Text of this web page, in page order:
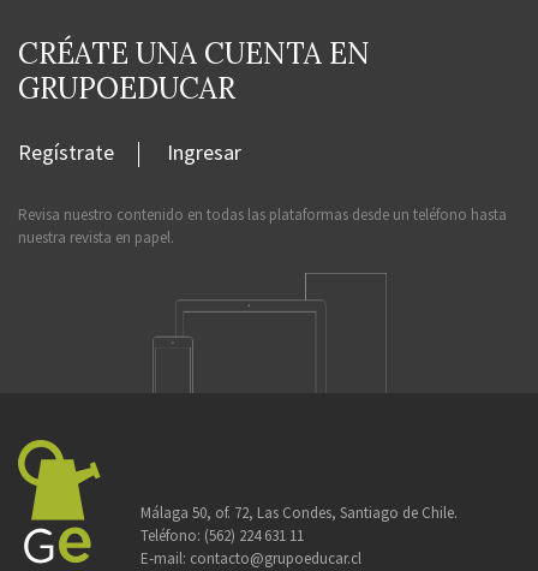
CRÉATE UNA CUENTA EN
GRUPOEDUCAR
Regístrate Ingresar
Revisa nuestro contenido en todas las plataformas desde un teléfono hasta
nuestra revista en papel.
Málaga 50, of. 72, Las Condes, Santiago de Chile.
Teléfono: (562) 224 631 11
E-mail: contacto@grupoeducar.cl